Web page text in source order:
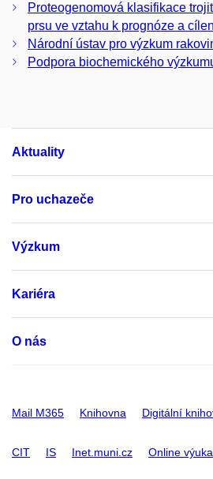
Proteogenomová klasifikace
prsu ve vztahu k prognóze a
Národní ústav pro výzkum
Podpora biochemického
Aktuality
Pro uchazeče
Výzkum
Kariéra
O nás
Mail M365 Knihovna Digitální
CIT IS Inet.muni.cz Online výuka